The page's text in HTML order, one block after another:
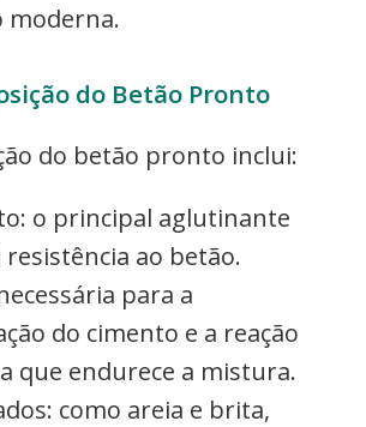
moderna.
do Betão Pronto
do betão pronto inclui:
o principal aglutinante
resistência ao betão.
para a
do cimento e a reação
que endurece a mistura.
como areia e brita,